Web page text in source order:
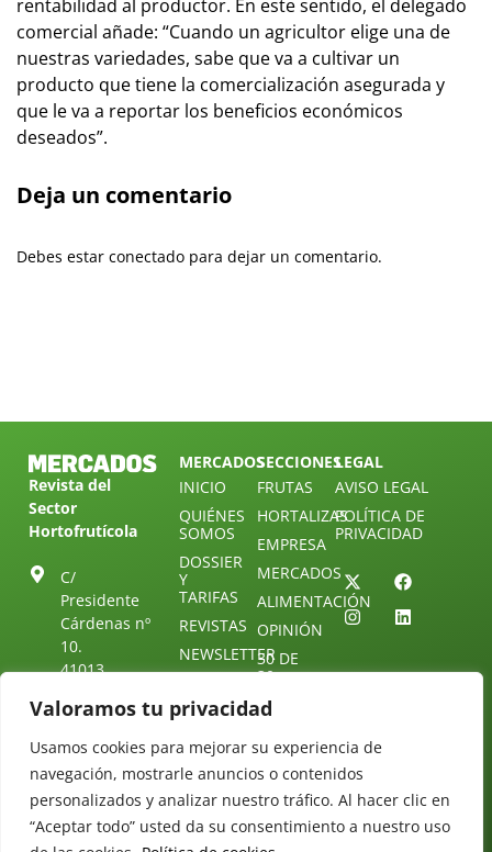
Valoramos tu privacidad
Usamos cookies para mejorar su experiencia de
navegación, mostrarle anuncios o contenidos
personalizados y analizar nuestro tráfico. Al hacer clic en
“Aceptar todo” usted da su consentimiento a nuestro uso
rentabilidad al productor. En este sentido, el delegado
comercial añade: “Cuando un agricultor elige una de
nuestras variedades, sabe que va a cultivar un
producto que tiene la comercialización asegurada y
que le va a reportar los beneficios económicos
deseados”.
Deja un comentario
Debes estar conectado para dejar un comentario.
Revista del
Sector
Hortofrutícola
C/
Presidente
Cárdenas nº
10.
41013
ESPAÑA
Tel: (+34) 954
25 88 51
redaccion@revistamercados.com
MERCADOS
INICIO
QUIÉNES
SOMOS
DOSSIER
Y
TARIFAS
REVISTAS
NEWSLETTER
ÚNETE A
TELEGRAM
CONTACTO
SECCIONES
FRUTAS
HORTALIZAS
EMPRESA
MERCADOS
ALIMENTACIÓN
OPINIÓN
30 DE
30
DIRECTORIO
LEGAL
AVISO LEGAL
POLÍTICA DE
PRIVACIDAD